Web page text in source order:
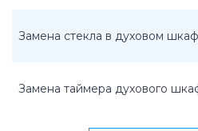
Замена стекла в духовом
Замена таймера духового